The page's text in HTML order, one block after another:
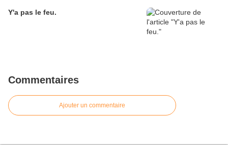
Y'a pas le feu.
Commentaires
Ajouter un commentaire